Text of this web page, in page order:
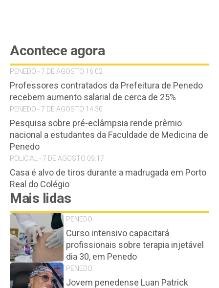
Acontece agora
PENEDO - 7 DE AGOSTO 16:02
Professores contratados da Prefeitura de Penedo
recebem aumento salarial de cerca de 25%
PENEDO - 7 DE AGOSTO 14:30
Pesquisa sobre pré-eclâmpsia rende prêmio
nacional a estudantes da Faculdade de Medicina de
Penedo
POLICIAL - 7 DE AGOSTO 09:17
Casa é alvo de tiros durante a madrugada em Porto
Real do Colégio
Mais lidas
PENEDO
Curso intensivo capacitará
profissionais sobre terapia injetável
dia 30, em Penedo
PENEDO
Jovem penedense Luan Patrick